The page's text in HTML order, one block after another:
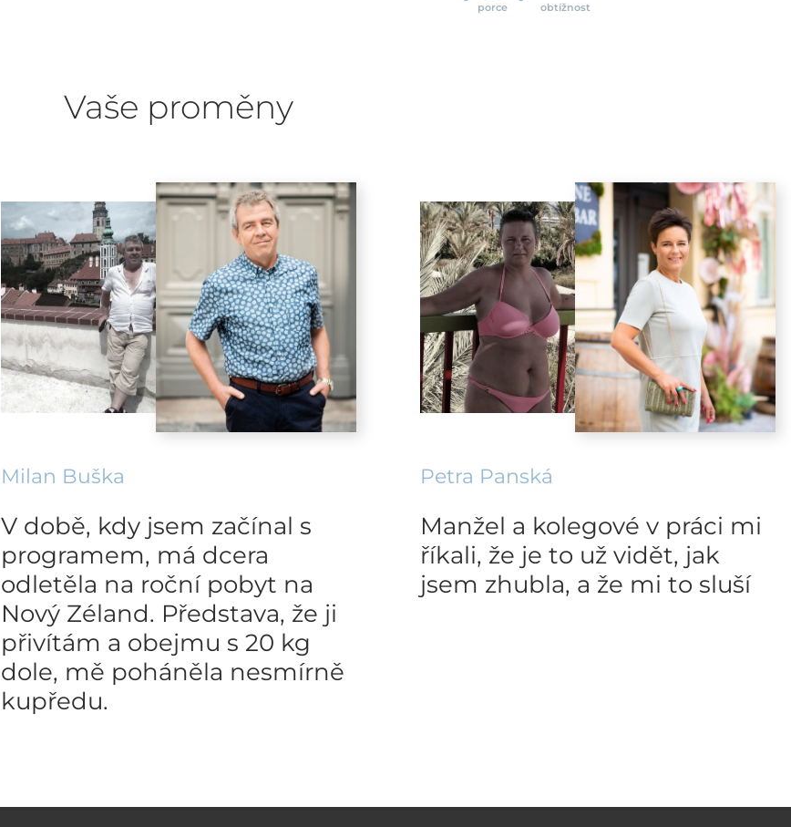
porce obtížnost
Vaše proměny
Milan Buška
V době, kdy jsem začínal s
programem, má dcera
odletěla na roční pobyt na
Nový Zéland. Představa, že ji
přivítám a obejmu s 20 kg
dole, mě poháněla nesmírně
kupředu.
Petra Panská
Manžel a kolegové v práci mi
říkali, že je to už vidět, jak
jsem zhubla, a že mi to sluší